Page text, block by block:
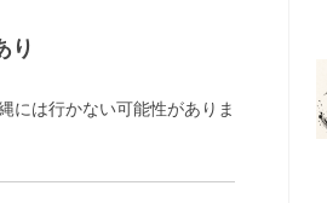
り
には行かない可能性がありま